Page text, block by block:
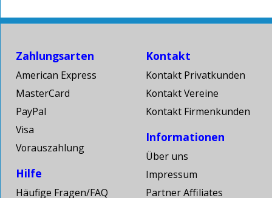
Kontakt
Kontakt Privatkunden
Kontakt Vereine
Kontakt Firmenkunden
Zahlungsarten
American Express
MasterCard
PayPal
Visa
Vorauszahlung
Informationen
Über uns
Impressum
Partner Affiliates
Hilfe
Häufige Fragen/FAQ